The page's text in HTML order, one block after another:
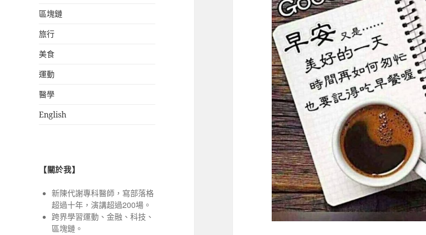
區塊鏈
旅行
美食
運動
醫學
English
【關於我】
新陳代謝專科醫師，寫部落格
超過十年，演講超過200場。
跨界學習運動、金融、科技、
區塊鏈。